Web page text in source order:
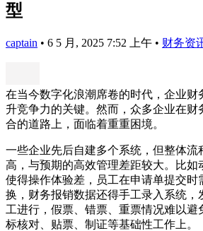
型
captain • 6 5 月, 2025 7:52 上午 • 财务资
在当今数字化浪潮席卷的时代，企业财
升竞争力的关键。然而，众多企业在财
合的道路上，面临着重重困境。
一些企业先后自建多个系统，但整体流
高，与预期的高效管理差距较大。比如
使得操作体验差，员工在申请单提交时
换，财务报销数据还得手工录入系统，
工进行，假票、错票、重票情况难以避
标核对、贴票、制证等基础性工作上。